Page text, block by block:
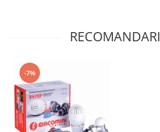
RECOMANDARI
-7%